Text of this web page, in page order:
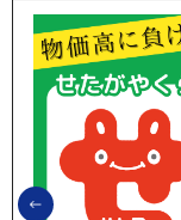
前のスライドを